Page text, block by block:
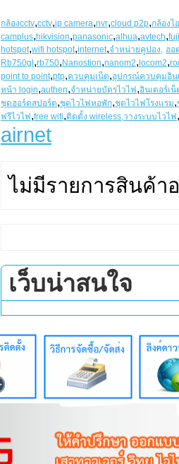
กล้องcctv,cctv,ip camera,nvr,cloud p2p,กล้องไ
camplus, hikvision,panasonic,alhua,avtech,
hotspot,wifi hotspot,internet,จำหน่ายคูปอง, ฮอ
Rb750gl ,rb750, Nanostion,nanom2, locom2,
point to point,ptp,ควบคุมเน็ต,อุปกรณ์ควบคุมอิน
หน้า login,authen,จำหน่ายบัตรไวไฟ ,อินเตอร์เ
ชุดฮอร์ตสปอร์ต,ชุดไวไฟหอพัก,ชุดไวไฟโรงแรม,
ฟรีไวไฟ ,free wifi,ติดตั้ง wireless,วางระบบไวไฟ ,
airnet
ไม่มีรายการสินค้
เว็บน่าสนใจ